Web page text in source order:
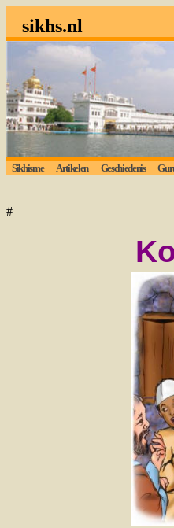
sikhs.nl
Sikhisme Artikelen Geschiedenis
#